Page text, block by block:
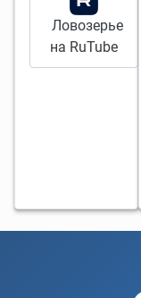
Ловозерье
на RuTube